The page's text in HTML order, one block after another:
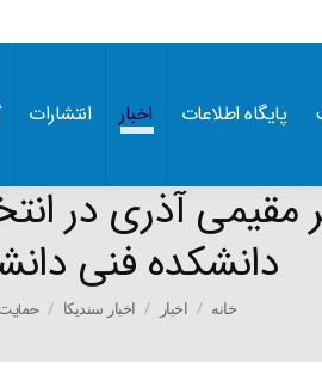
پایگاه اطلاعات اخبار انتشارات
آذری در
دانشکده فنی
You are here:
خانه اخبار اخبار سندیکا